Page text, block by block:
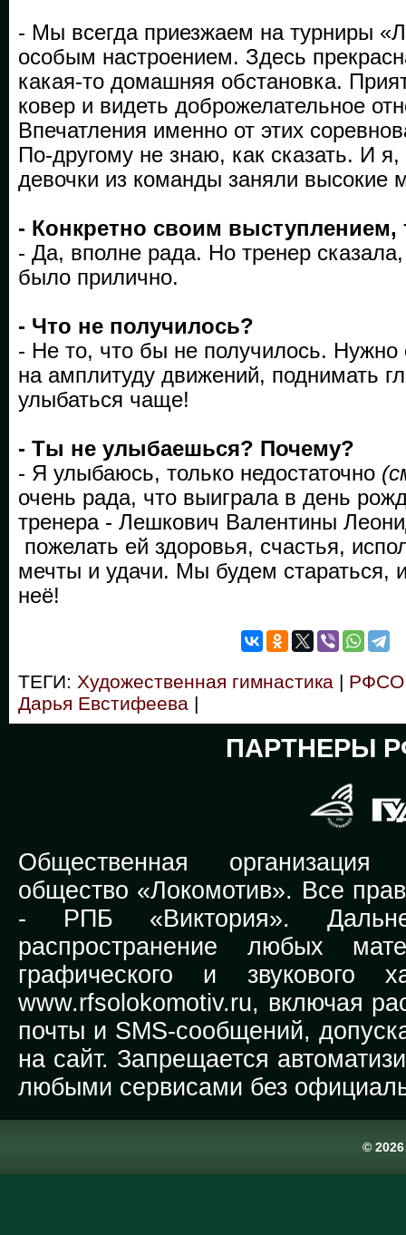
- Мы всегда приезжаем на турниры
особым настроением. Здесь
какая-то домашняя обстановка.
ковер и видеть доброжелательное
Впечатления именно от этих
По-другому не знаю, как сказать. И
девочки из команды заняли высокие
- Конкретно своим
- Да, вполне рада. Но тренер сказала,
было прилично.
- Что не получилось?
- Не то, что бы не получилось. Нужно
на амплитуду движений, поднимать
улыбаться чаще!
- Ты не улыбаешься? Почему?
- Я улыбаюсь, только недостаточно
очень рада, что выиграла в день
тренера - Лешкович Валентины
пожелать ей здоровья, счастья,
мечты и удачи. Мы будем стараться,
неё!
ТЕГИ: Художественная гимнастика | РФСО
Дарья Евстифеева |
ПАРТНЕРЫ
Общественная организация
общество «Локомотив». Все
- РПБ «Виктория».
распространение любых
графического и звукового
www.rfsolokomotiv.ru, включая
почты и SMS-сообщений,
на сайт. Запрещается
любыми сервисами без
©